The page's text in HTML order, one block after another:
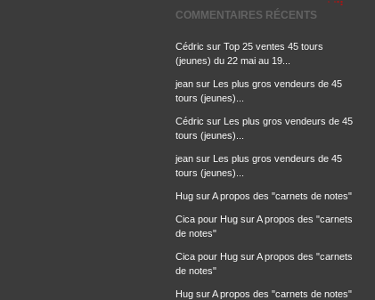
COMMENTAIRES RÉCENTS
Cédric sur Top 25 ventes 45 tours
(jeunes) du 22 mai au 19...
jean sur Les plus gros vendeurs de 45
tours (jeunes)...
Cédric sur Les plus gros vendeurs de 45
tours (jeunes)...
jean sur Les plus gros vendeurs de 45
tours (jeunes)...
Hug surA propos des "carnets de notes"
Cica pour Hug surA propos des "carnets
de notes"
Cica pour Hug surA propos des "carnets
de notes"
Hug surA propos des "carnets de notes"